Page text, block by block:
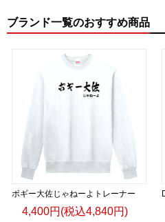
ブランド一覧のおすすめ商品
ボギー大佐じゃねーよトレーナー
4,400円(税込4,840円)